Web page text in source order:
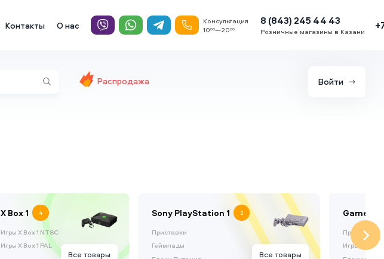
Контакты О нас
Консультация
1000—2000
8 (843) 245 44 43
Розничные магазины в Казани
Распродажа Войти
X Box 1 4
Игры X Box 1 NTSC
Игры X Box 1 PAL
Все товары
Sony PlayStation 1 2
Приставки
Геймпады
Все товары
Game
Приставки
Игры Game